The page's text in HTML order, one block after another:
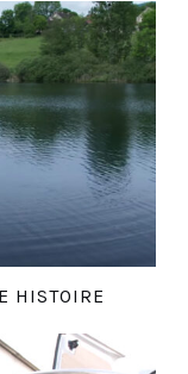
HISTOIRE